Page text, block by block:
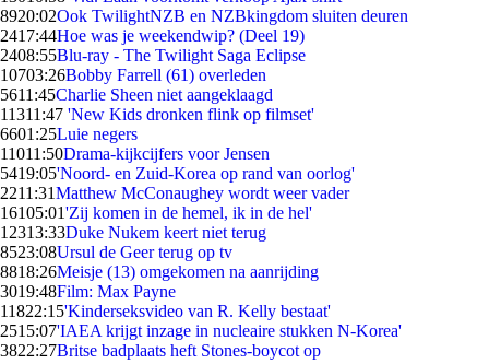
8920:02Ook TwilightNZB en NZBkingdom sluiten deuren
2417:44Hoe was je weekendwip? (Deel 19)
2408:55Blu-ray - The Twilight Saga Eclipse
10703:26Bobby Farrell (61) overleden
5611:45Charlie Sheen niet aangeklaagd
11311:47 'New Kids dronken flink op filmset'
6601:25Luie negers
11011:50Drama-kijkcijfers voor Jensen
5419:05'Noord- en Zuid-Korea op rand van oorlog'
2211:31Matthew McConaughey wordt weer vader
16105:01'Zij komen in de hemel, ik in de hel'
12313:33Duke Nukem keert niet terug
8523:08Ursul de Geer terug op tv
8818:26Meisje (13) omgekomen na aanrijding
3019:48Film: Max Payne
11822:15'Kinderseksvideo van R. Kelly bestaat'
2515:07'IAEA krijgt inzage in nucleaire stukken N-Korea'
3822:27Britse badplaats heft Stones-boycot op